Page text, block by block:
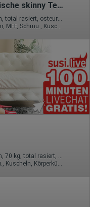
Neue Adresse! Polnische skinny Teeny 20J. Kati
20 Jahre, 70B, KF 36, 1.65m, total rasiert, osteuropäisch
ZK, 69, GF6, NSa, Franz b. Ihr, MFF, Schmu., Kuscheln
45 Jahre, 85C, KF 38, 1.67m, 70 kg, total rasiert, osteuropäisch
GF6, Franz b. Ihr, BV, Schmu., Kuscheln, Körperküs., DSa, DSp